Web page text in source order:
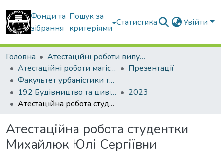
Фонди та
зібрання
Пошук за
критеріями
Статистика Увійти
Головна
Атестаційні роботи випускників
Атестаційні роботи магістрів
Презентації
Факультет урбаністики та просторового планування
192 Будівництво та цивільна інженерія. Міське будівництво та господарство
2023
Атестаційна робота студентки Михайлюк Юлі Сергіївни
Атестаційна робота студентки
Михайлюк Юлі Сергіївни